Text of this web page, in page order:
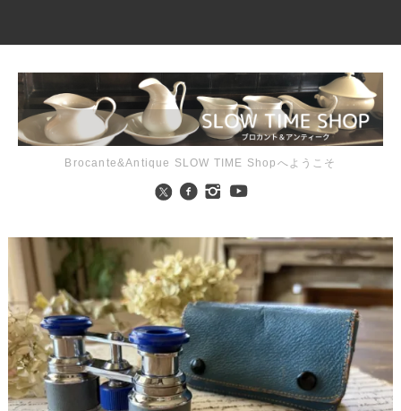
Brocante&Antique SLOW TIME Shopへようこそ